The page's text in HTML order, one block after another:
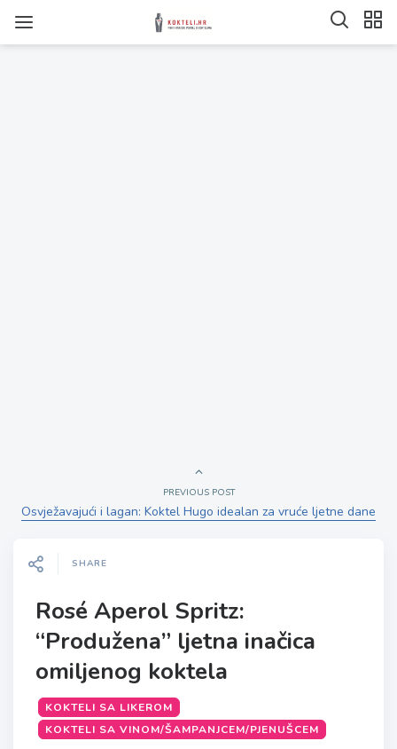
PREVIOUS POST
Osvježavajući i lagan: Koktel Hugo idealan za vruće ljetne dane
SHARE
Rosé Aperol Spritz:
“Produžena” ljetna inačica
omiljenog koktela
KOKTELI SA LIKEROM
KOKTELI SA VINOM/ŠAMPANJCEM/PJENUŠCEM